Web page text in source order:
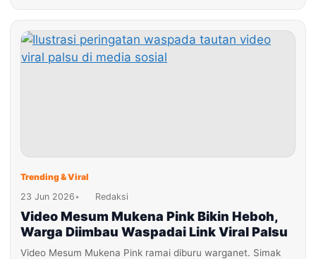
Trending & Viral
23 Jun 2026• Redaksi
Video Mesum Mukena Pink Bikin Heboh,
Warga Diimbau Waspadai Link Viral Palsu
Video Mesum Mukena Pink ramai diburu warganet. Simak